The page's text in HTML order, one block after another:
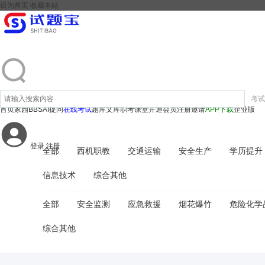
设为首页 收藏本站
考试
登录 注册
首页家园BBSAI提问在线考试题库文库职考课堂开通会员注册邀请APP下载企业版
全部 西机职教 交通运输 安全生产 学历提升
信息技术 综合其他
全部 安全监测 应急救援 烟花爆竹 危险化学
综合其他